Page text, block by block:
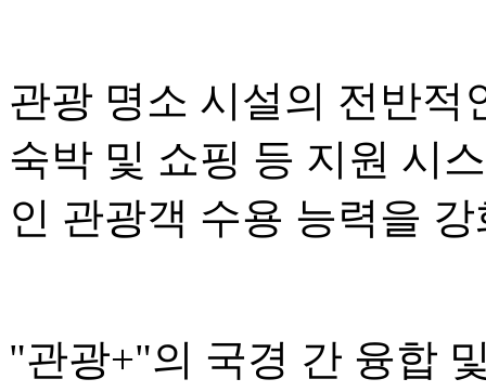
관광 명소 시설의 전반적
숙박 및 쇼핑 등 지원 시
인 관광객 수용 능력을
"관광+"의 국경 간 융합